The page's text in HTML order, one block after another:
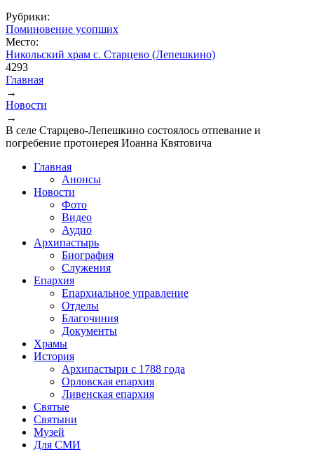
Рубрики:
Поминовение усопших
Место:
Никольский храм с. Старцево (Лепешкино)
4293
Вы здесь
Главная
→
Новости
→
В селе Старцево-Лепешкино состоялось отпевание и
погребение протоиерея Иоанна Квятовича
Главная
Анонсы
Новости
Фото
Видео
Аудио
Архипастырь
Биография
Служения
Епархия
Епархиальное управление
Отделы
Благочиния
Документы
Храмы
История
Архипастыри с 1788 года
Орловская епархия
Ливенская епархия
Святые
Святыни
Музей
Для СМИ